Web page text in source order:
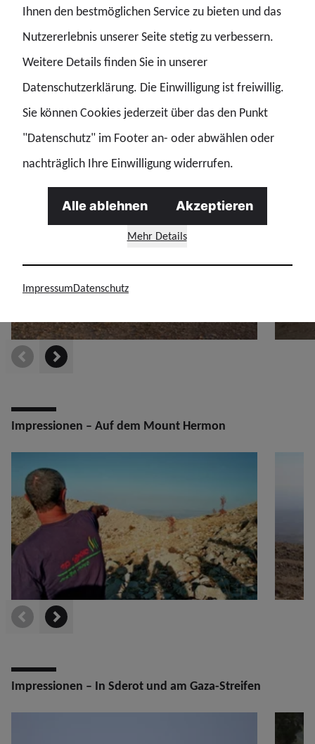
„Deutsche Polizei“ 2/2011
Nach dem super geglückten Auftakt plant die GdP
auch im Jahr 2011 eine Outdoor-Tour durch Israel.
Impressionen – Am Toten Meer und in der Wüste
prev next
Impressionen – Auf dem Mount Hermon
prev next
Impressionen – In Sderot und am Gaza-Streifen
Ihnen den bestmöglichen Service zu bieten und das
Nutzererlebnis unserer Seite stetig zu verbessern.
Weitere Details finden Sie in unserer
Datenschutzerklärung. Die Einwilligung ist freiwillig.
Sie können Cookies jederzeit über das den Punkt
"Datenschutz" im Footer an- oder abwählen oder
nachträglich Ihre Einwilligung widerrufen.
Mehr Details
Alle ablehnen Akzeptieren
ImpressumDatenschutz